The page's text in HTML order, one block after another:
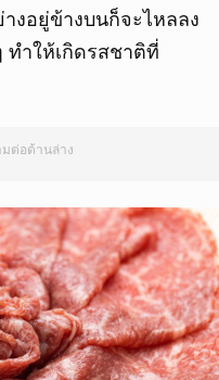
งอยู่ข้างบนก็จะไหลลง
ทำให้เกิดรสชาติที่
ต่อด้านล่าง